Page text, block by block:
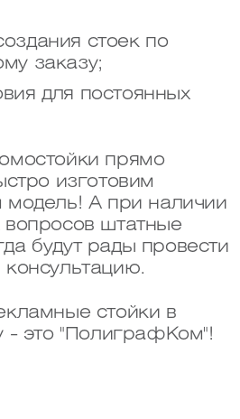
стоек по
заказу;
для постоянных
прямо
изготовим
модель! А при наличии
вопросов штатные
будут рады провести
стойки в
- это "ПолиграфКом"!